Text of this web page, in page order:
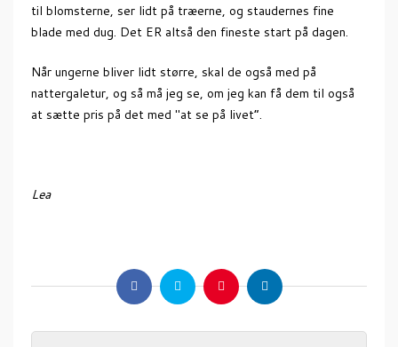
til blomsterne, ser lidt på træerne, og staudernes fine
blade med dug. Det ER altså den fineste start på dagen.
Når ungerne bliver lidt større, skal de også med på
nattergaletur, og så må jeg se, om jeg kan få dem til også
at sætte pris på det med "at se på livet”.
Lea